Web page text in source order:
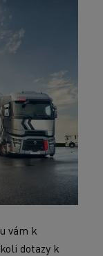
vám k
dotazy k